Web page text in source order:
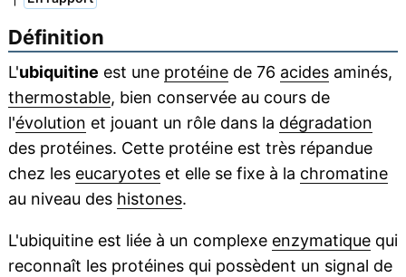
Définition
L'ubiquitine est une protéinede 76 acidesaminés,
thermostable, bien conservée au cours de
l'évolution et jouant un rôle dans la dégradation
des protéines. Cette protéine est très répandue
chez les eucaryoteset elle se fixe à la chromatine
au niveau des histones.
L'ubiquitine est liée à un complexe enzymatiquequi
reconnaît les protéines qui possèdent un signal de